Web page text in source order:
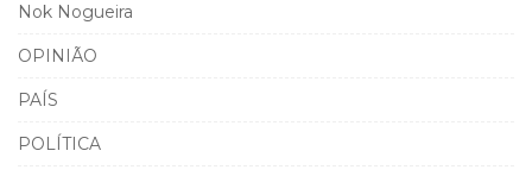
Nok Nogueira
OPINIÃO
PAÍS
POLÍTICA